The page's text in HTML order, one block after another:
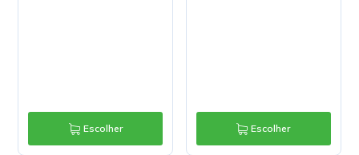
Escolher Escolher